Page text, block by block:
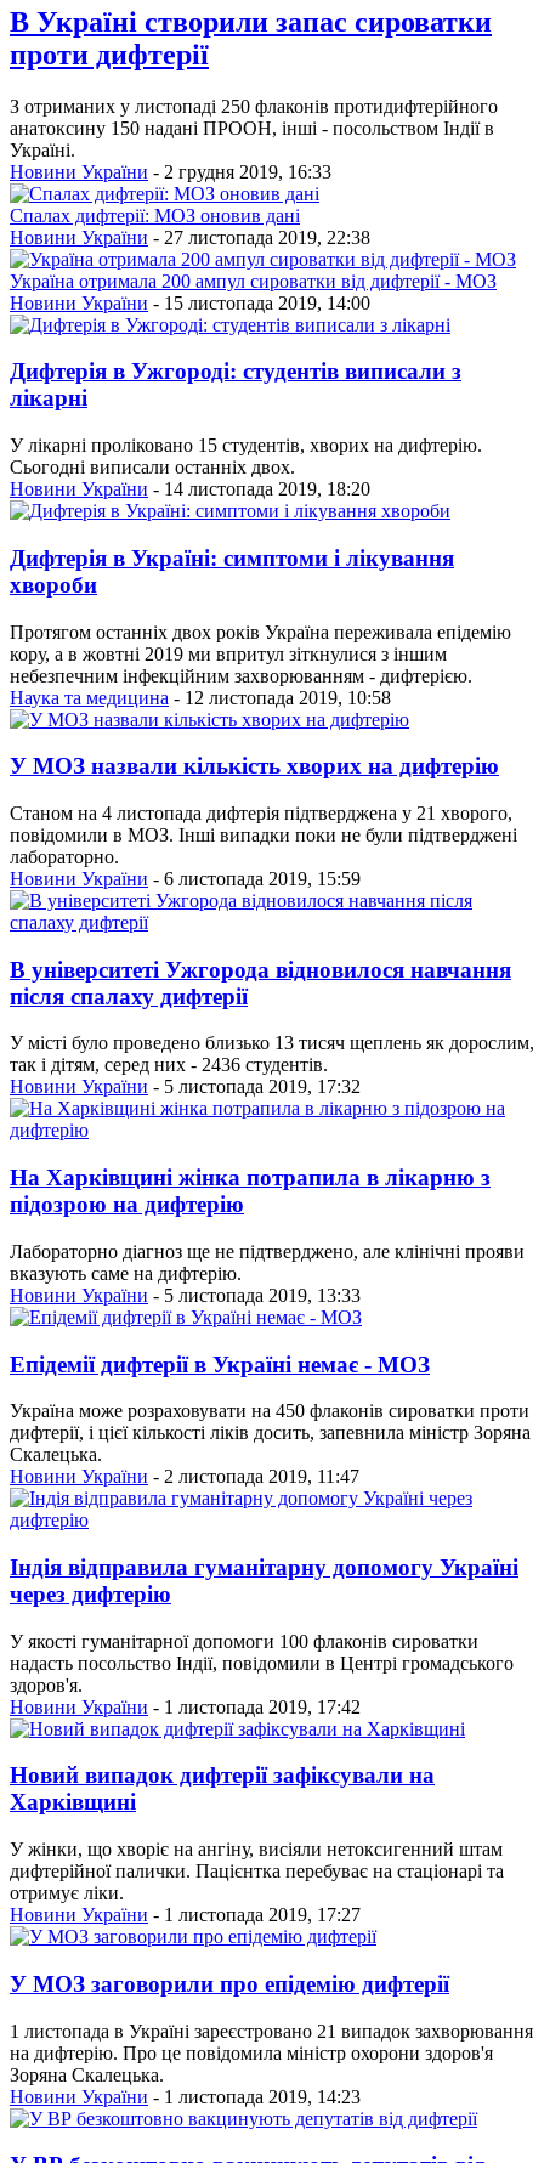
В Україні створили запас сироватки
проти дифтерії
З отриманих у листопаді 250 флаконів протидифтерійного
анатоксину 150 надані ПРООН, інші - посольством Індії в
Україні.
Новини України - 2 грудня 2019, 16:33
Спалах дифтерії: МОЗ оновив дані
Новини України - 27 листопада 2019, 22:38
Україна отримала 200 ампул сироватки від дифтерії - МОЗ
Новини України - 15 листопада 2019, 14:00
Дифтерія в Ужгороді: студентів виписали з
лікарні
У лікарні проліковано 15 студентів, хворих на дифтерію.
Сьогодні виписали останніх двох.
Новини України - 14 листопада 2019, 18:20
Дифтерія в Україні: симптоми і лікування
хвороби
Протягом останніх двох років Україна переживала епідемію
кору, а в жовтні 2019 ми впритул зіткнулися з іншим
небезпечним інфекційним захворюванням - дифтерією.
Наука та медицина - 12 листопада 2019, 10:58
У МОЗ назвали кількість хворих на дифтерію
Станом на 4 листопада дифтерія підтверджена у 21 хворого,
повідомили в МОЗ. Інші випадки поки не були підтверджені
лабораторно.
Новини України - 6 листопада 2019, 15:59
В університеті Ужгорода відновилося навчання
після спалаху дифтерії
У місті було проведено близько 13 тисяч щеплень як дорослим,
так і дітям, серед них - 2436 студентів.
Новини України - 5 листопада 2019, 17:32
На Харківщині жінка потрапила в лікарню з
підозрою на дифтерію
Лабораторно діагноз ще не підтверджено, але клінічні прояви
вказують саме на дифтерію.
Новини України - 5 листопада 2019, 13:33
Епідемії дифтерії в Україні немає - МОЗ
Україна може розраховувати на 450 флаконів сироватки проти
дифтерії, і цієї кількості ліків досить, запевнила міністр Зоряна
Скалецька.
Новини України - 2 листопада 2019, 11:47
Індія відправила гуманітарну допомогу Україні
через дифтерію
У якості гуманітарної допомоги 100 флаконів сироватки
надасть посольство Індії, повідомили в Центрі громадського
здоров'я.
Новини України - 1 листопада 2019, 17:42
Новий випадок дифтерії зафіксували на
Харківщині
У жінки, що хворіє на ангіну, висіяли нетоксигенний штам
дифтерійної палички. Пацієнтка перебуває на стаціонарі та
отримує ліки.
Новини України - 1 листопада 2019, 17:27
У МОЗ заговорили про епідемію дифтерії
1 листопада в Україні зареєстровано 21 випадок захворювання
на дифтерію. Про це повідомила міністр охорони здоров'я
Зоряна Скалецька.
Новини України - 1 листопада 2019, 14:23